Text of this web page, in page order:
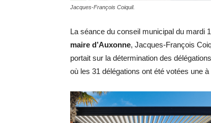
Jacques-François Coiquil.
La séance du conseil municipal du mardi
maire d’Auxonne, Jacques-François
portait sur la détermination des
où les 31 délégations ont été votées une à